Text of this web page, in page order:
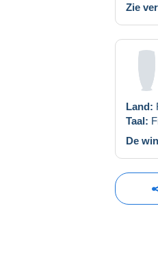
Zie
Land:
Taal:
De